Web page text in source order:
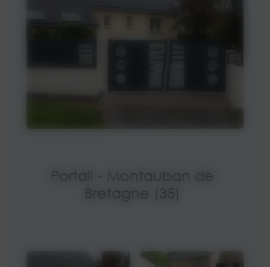
Portail - Montauban de
Bretagne (35)